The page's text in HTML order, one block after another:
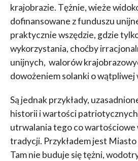
krajobrazie. Tężnie, wieże
dofinansowane z funduszu
praktycznie wszędzie, gdzie
wykorzystania, choćby
unijnych, walorów
dowożeniem solanki o wątpliwej
Są jednak przykłady,
historii i wartości
utrwalania tego co wartościowe
tradycji. Przykładem jest Miasto
Tam nie buduje się tężni,